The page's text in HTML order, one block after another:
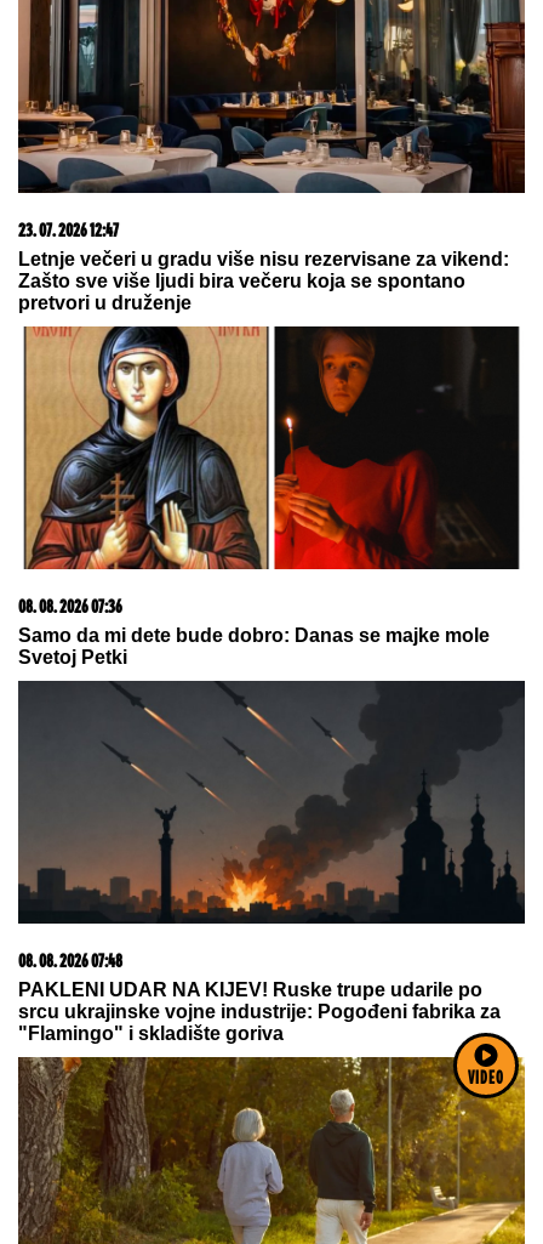
VIDEO
07. 08. 2026 09:47
Čiji hromozom određuje pol deteta? XX rađa se
15. 07. 2026 07:44
letovanje - ovih 7 troškova skoro niko ne planira
07. 08. 2026 09:14
Сазнања „Политике”: Црна Гора следећа у војном
савезу Загреба, Тиране и Приштине
23. 07. 2026 12:47
Letnje večeri u gradu više nisu rezervisane za vikend:
Zašto sve više ljudi bira večeru koja se spontano
pretvori u druženje